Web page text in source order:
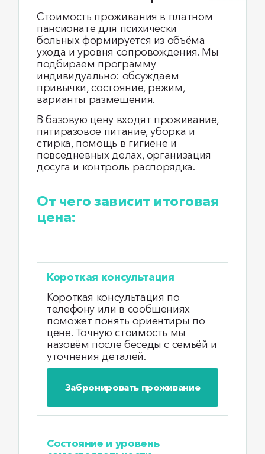
Стоимость проживания в платном
пансионате для психически
больных формируется из объёма
ухода и уровня сопровождения. Мы
подбираем программу
индивидуально: обсуждаем
привычки, состояние, режим,
варианты размещения.
В базовую цену входят проживание,
пятиразовое питание, уборка и
стирка, помощь в гигиене и
повседневных делах, организация
досуга и контроль распорядка.
От чего зависит итоговая
цена:
Короткая консультация
Короткая консультация по
телефону или в сообщениях
поможет понять ориентиры по
цене. Точную стоимость мы
назовём после беседы с семьёй и
уточнения деталей.
Забронировать проживание
Состояние и уровень